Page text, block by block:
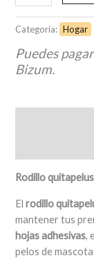
Categoría: Hogar
Puedes
Bizum.
Rodillo
Elrodillo
mantener tus
hojas adhesivas,
pelos de